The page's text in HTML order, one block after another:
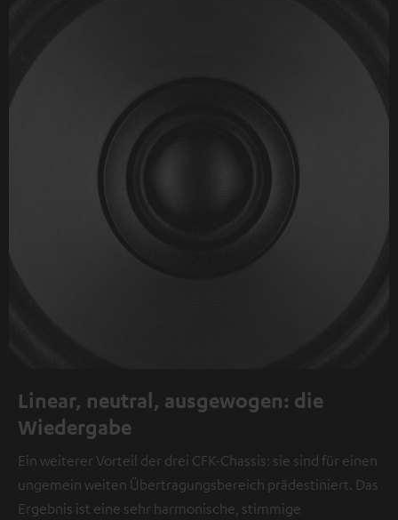
Linear, neutral, ausgewogen: die
Wiedergabe
Ein weiterer Vorteil der drei CFK-Chassis: sie sind für einen
ungemein weiten Übertragungsbereich prädestiniert. Das
Ergebnis ist eine sehr harmonische, stimmige